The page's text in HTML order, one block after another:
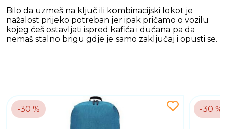
Bilo da uzmeš na ključ ili kombinacijski lokot je
nažalost prijeko potreban jer ipak pričamo o vozilu
kojeg ćeš ostavljati ispred kafića i dućana pa da
nemaš stalno brigu gdje je samo zaključaj i opusti se.
-30 % -30 %